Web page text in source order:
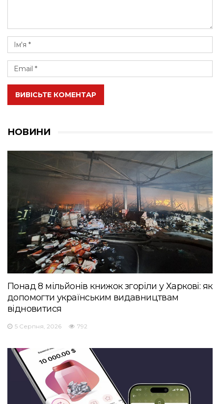
ВИВІСЬТЕ КОМЕНТАР
НОВИНИ
Понад 8 мільйонів книжок згоріли у Харкові: як
допомогти українським видавництвам
відновитися
5 Серпня, 2026 792